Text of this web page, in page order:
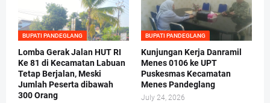
BUPATI PANDEGLANG
Lomba Gerak Jalan HUT RI
Ke 81 di Kecamatan Labuan
Tetap Berjalan, Meski
Jumlah Peserta dibawah
300 Orang
BUPATI PANDEGLANG
Kunjungan Kerja Danramil
Menes 0106 ke UPT
Puskesmas Kecamatan
Menes Pandeglang
July 24, 2026